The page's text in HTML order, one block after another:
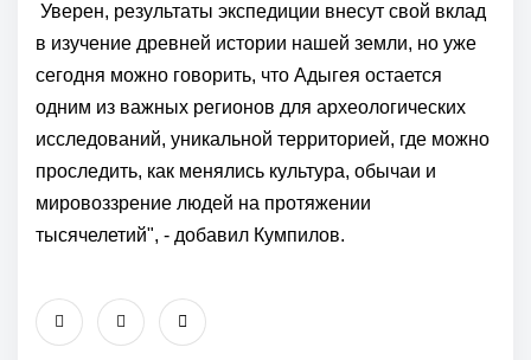
Уверен, результаты экспедиции внесут свой вклад
в изучение древней истории нашей земли, но уже
сегодня можно говорить, что Адыгея остается
одним из важных регионов для археологических
исследований, уникальной территорией, где можно
проследить, как менялись культура, обычаи и
мировоззрение людей на протяжении
тысячелетий", - добавил Кумпилов.